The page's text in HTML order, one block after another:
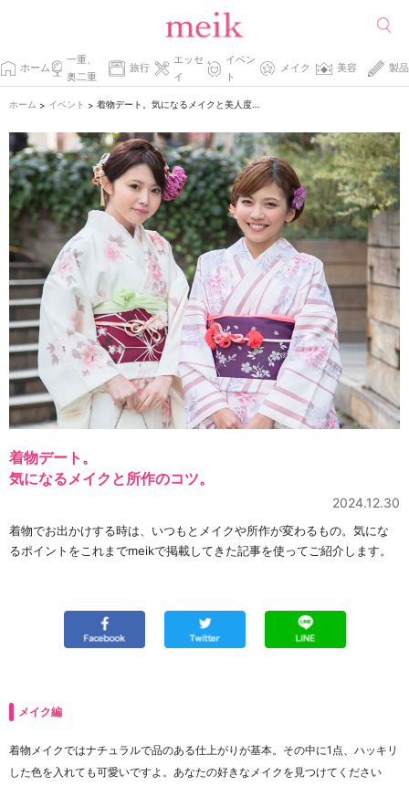
ホーム
一重、
奥二重
旅行
エッセ
イ
イベン
ト
メイク 美容 製品
ホーム > イベント > 着物デート。気になるメイクと美人度が上がる所作のコツ。
着物デート。
気になるメイクと所作のコツ。
2024.12.30
着物でお出かけする時は、いつもとメイクや所作が変わるもの。気にな
るポイントをこれまでmeikで掲載してきた記事を使ってご紹介します。
メイク編
着物メイクではナチュラルで品のある仕上がりが基本。その中に1点、ハッキリ
した色を入れても可愛いですよ。あなたの好きなメイクを見つけてください